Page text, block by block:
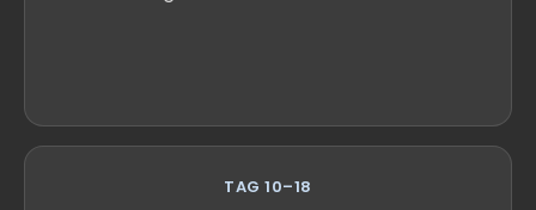
TAG 10–18